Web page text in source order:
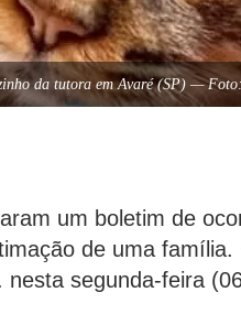
da tutora em Avaré (SP) —
um boletim de
de uma família.
segunda-feira